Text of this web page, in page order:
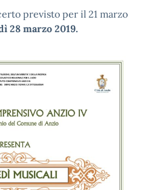
previsto per il 21 marzo
28 marzo 2019.